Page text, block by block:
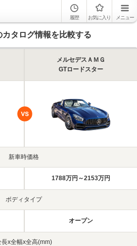
履歴 お気に入り メニュー
タログ情報を比較する
メルセデスＡＭＧ
GTロードスター
新車時価格
1788万円～2153万円
ボディタイプ
オープン
長x全幅x全高(mm)